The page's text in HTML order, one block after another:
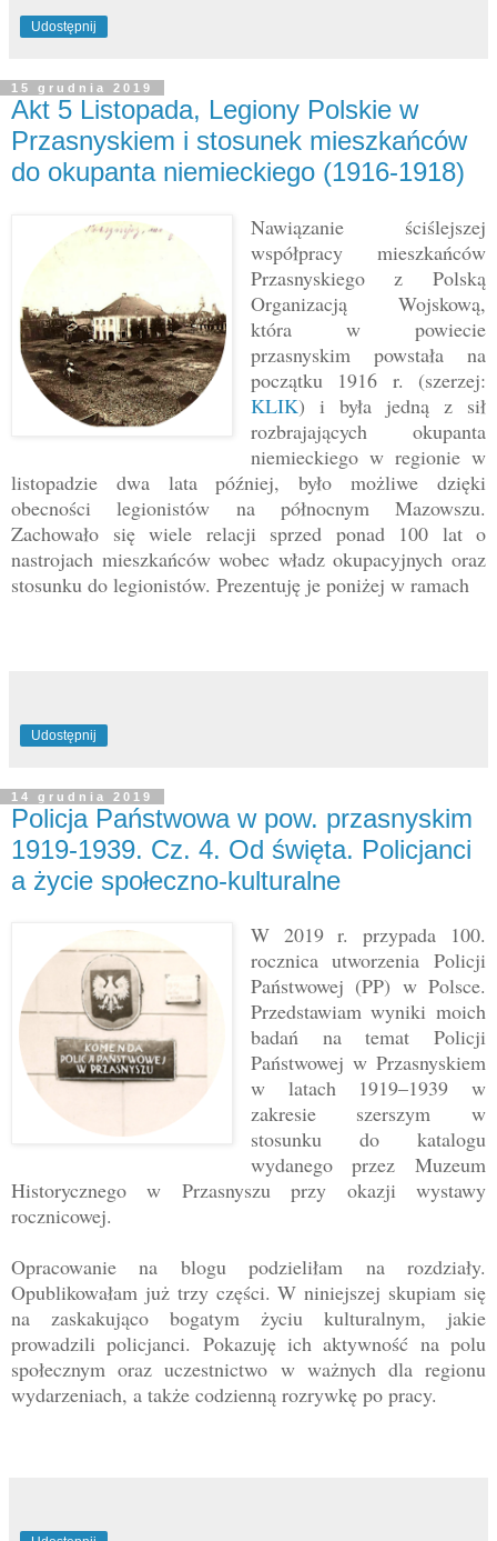
Udostępnij
15 grudnia 2019
Akt 5 Listopada, Legiony Polskie w
Przasnyskiem i stosunek mieszkańców
do okupanta niemieckiego (1916-1918)
Nawiązanie ściślejszej
współpracy mieszkańców
Przasnyskiego z Polską
Organizacją Wojskową,
która w powiecie
przasnyskim powstała na
początku 1916 r. (szerzej:
KLIK) i była jedną z sił
rozbrajających okupanta
niemieckiego w regionie w
listopadzie dwa lata później, było możliwe dzięki
obecności legionistów na północnym Mazowszu.
Zachowało się wiele relacji sprzed ponad 100 lat o
nastrojach mieszkańców wobec władz okupacyjnych oraz
stosunku do legionistów. Prezentuję je poniżej w ramach
Udostępnij
14 grudnia 2019
Policja Państwowa w pow. przasnyskim
1919-1939. Cz. 4. Od święta. Policjanci
a życie społeczno-kulturalne
W 2019 r. przypada 100.
rocznica utworzenia Policji
Państwowej (PP) w Polsce.
Przedstawiam wyniki moich
badań na temat Policji
Państwowej w Przasnyskiem
w latach 1919–1939 w
zakresie szerszym w
stosunku do katalogu
wydanego przez Muzeum
Historycznego w Przasnyszu przy okazji wystawy
rocznicowej.
Opracowanie na blogu podzieliłam na rozdziały.
Opublikowałam już trzy części. W niniejszej skupiam się
na zaskakująco bogatym życiu kulturalnym, jakie
prowadzili policjanci. Pokazuję ich aktywność na polu
społecznym oraz uczestnictwo w ważnych dla regionu
wydarzeniach, a także codzienną rozrywkę po pracy.